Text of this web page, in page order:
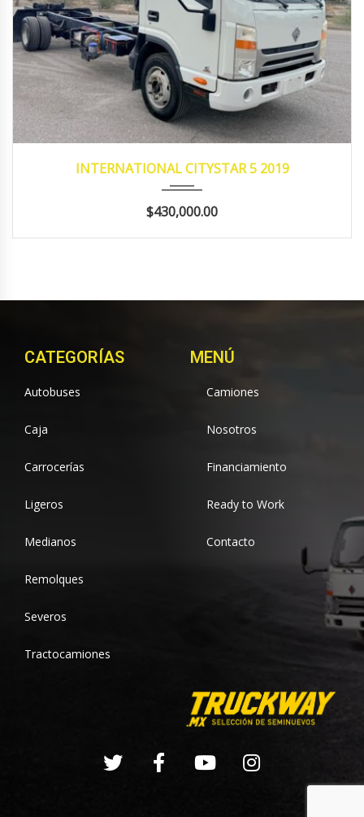
INTERNATIONAL CITYSTAR 5 2019
$430,000.00
CATEGORÍAS
Autobuses
Caja
Carrocerías
Ligeros
Medianos
Remolques
Severos
Tractocamiones
MENÚ
Camiones
Nosotros
Financiamiento
Ready to Work
Contacto